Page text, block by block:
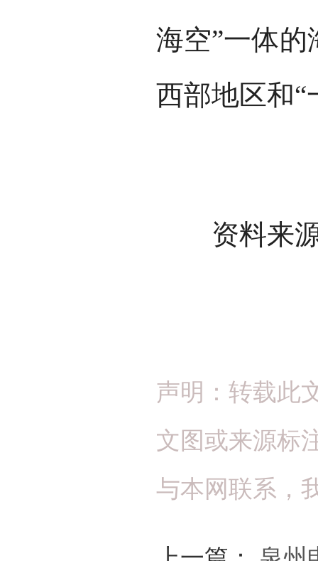
海空”一体
西部地区和“
资料来源
声明：转载此
文图或来源标
与本网联系，